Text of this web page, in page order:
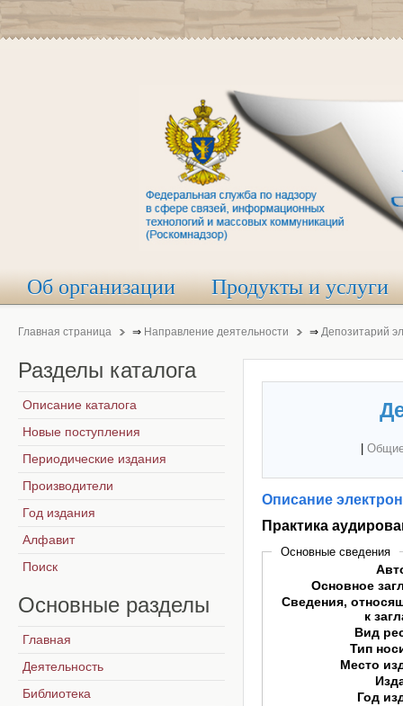
Об организации Продукты и услуги
Главная страница ⇒ Направление деятельности ⇒ Депозитарий
Описание
Практика
Основные сведения
Основное
Сведения,
к
Вид
Тип
Место
Год
Разделы каталога
Описание каталога
Новые поступления
Периодические издания
Производители
Год издания
Алфавит
Поиск
Основные разделы
Главная
Деятельность
Библиотека